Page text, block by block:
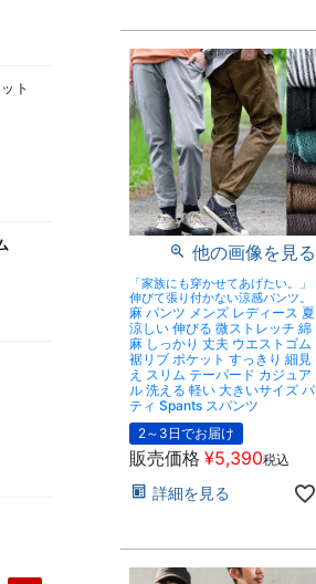
他の画像を見る
「家族にも穿かせてあげたい。」
伸びて張り付かない涼感パンツ。
麻 パンツ メンズ レディース 夏
涼しい 伸びる 微ストレッチ 綿
麻 しっかり 丈夫 ウエストゴム
裾リブ ポケット すっきり 細見
え スリム テーパード カジュア
ル 洗える 軽い 大きいサイズ パ
ティ Spants スパンツ
2～3日でお届け
販売価格 ¥5,390税込
詳細を見る